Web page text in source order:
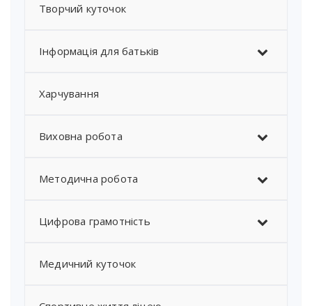
Творчий куточок
Інформація для батьків
Харчування
Виховна робота
Методична робота
Цифрова грамотність
Медичний куточок